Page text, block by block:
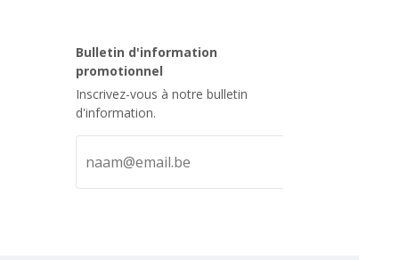
Bulletin d'information
promotionnel
Inscrivez-vous à notre bulletin
d'information.